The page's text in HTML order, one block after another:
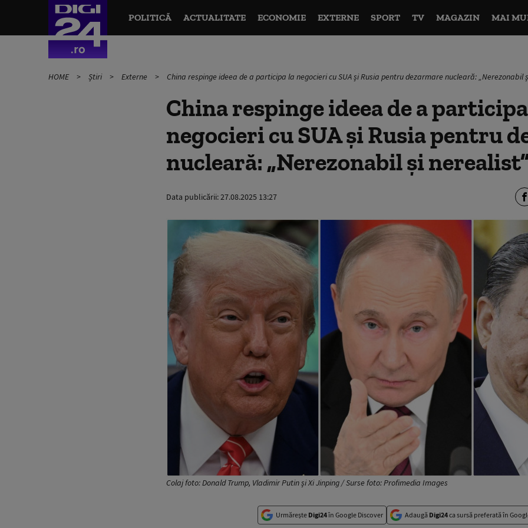
POLITICĂ ACTUALITATE ECONOMIE EXTERNE SPORT TV MAGAZIN MAI
HOME Știri Externe China respinge ideea de a participa la negocieri cu SUA și Rusia pentru dezarmare nucleară: „Nerezonabil
China respinge ideea de a
negocieri cu SUA și Rusia pentru
nucleară: „Nerezonabil și
Data publicării:27.08.2025 13:27
Colaj foto: Donald Trump, Vladimir Putin și Xi Jinping / Surse foto: Profimedia Images
Urmărește Digi24în Google Discover Adaugă Digi24ca sursă preferată în